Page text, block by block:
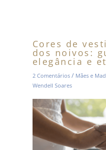
Cores de
dos noivos:
elegância e
2 Comentários / Mães e
Wendell Soares